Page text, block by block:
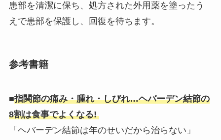
患部を清潔に保ち、処方された外用薬を塗ったう
えで患部を保護し、回復を待ちます。
参考書籍
■指関節の痛み・腫れ・しびれ…ヘバーデン結節の
8割は食事でよくなる!
「ヘバーデン結節は年のせいだから治らない」